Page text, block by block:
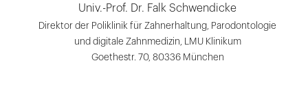
Univ.-Prof. Dr. Falk Schwendicke
Direktor der Poliklinik für Zahnerhaltung, Parodontologie
und digitale Zahnmedizin, LMU Klinikum
Goethestr. 70, 80336 München